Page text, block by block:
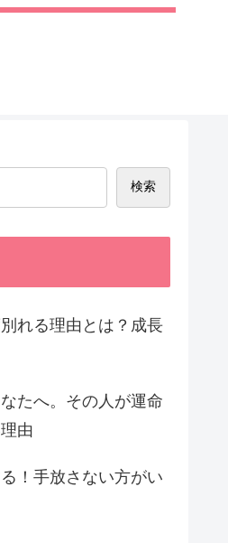
検索
れる理由とは？成長
たへ。その人が運命
由
！手放さない方がい